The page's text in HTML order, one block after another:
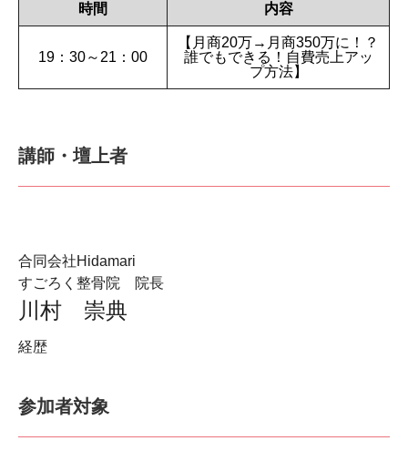
時間 内容
19：30～21：00
【月商20万→月商350万に！？
誰でもできる！自費売上アッ
プ方法】
講師・壇上者
合同会社Hidamari
すごろく整骨院 院長
川村 崇典
経歴
参加者対象